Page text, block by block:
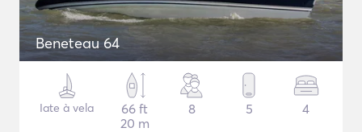
Beneteau 64
Iate à vela
66 ft
20 m
8 5 4